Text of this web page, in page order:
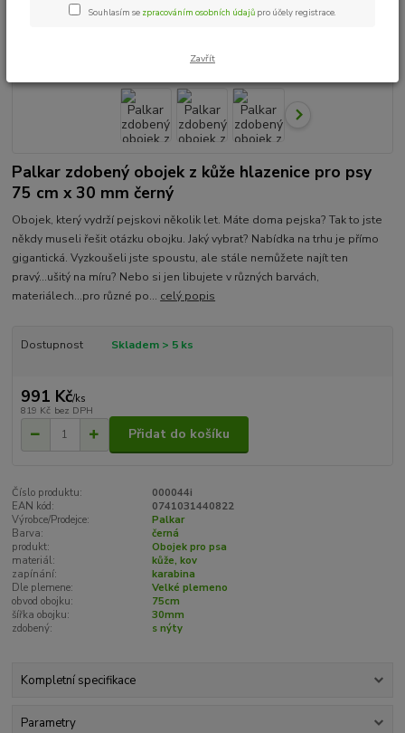
Palkar zdobený obojek z kůže hlazenice pro psy
75 cm x 30 mm černý
Obojek, který vydrží pejskovi několik let. Máte doma pejska? Tak to jste
někdy museli řešit otázku obojku. Jaký vybrat? Nabídka na trhu je přímo
gigantická. Vyzkoušeli jste spoustu, ale stále nemůžete najít ten
pravý...ušitý na míru? Nebo si jen libujete v různých barvách,
materiálech...pro různé po... celý popis
Dostupnost Skladem > 5 ks
991 Kč/ks
819 Kč bez DPH
Přidat do košíku
Číslo produktu:
000044i
EAN kód:
0741031440822
Výrobce/Prodejce:
Palkar
Barva:
černá
produkt:
Obojek pro psa
materiál:
kůže, kov
zapínání:
karabina
Dle plemene:
Velké plemeno
obvod obojku:
75cm
šířka obojku:
30mm
zdobený:
s nýty
Kompletní specifikace
Parametry
Souhlasím se zpracováním osobních údajů pro účely registrace.
Zavřít